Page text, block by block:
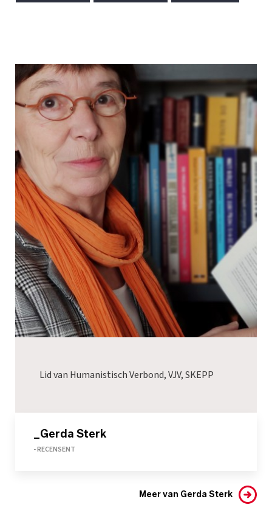
Lid van Humanistisch Verbond, VJV, SKEPP
_Gerda Sterk
- RECENSENT
Meer van Gerda Sterk